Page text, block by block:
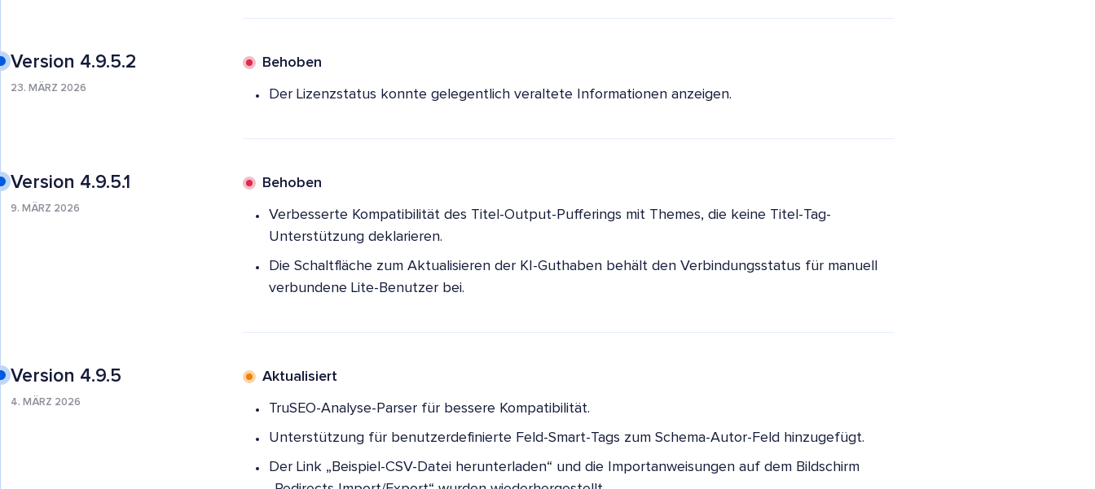
Version 4.9.5.2
23. MÄRZ 2026
Behoben
Der Lizenzstatus konnte gelegentlich veraltete Informationen anzeigen.
Version 4.9.5.1
9. MÄRZ 2026
Behoben
Verbesserte Kompatibilität des Titel-Output-Pufferings mit Themes, die keine Titel-Tag-
Unterstützung deklarieren.
Die Schaltfläche zum Aktualisieren der KI-Guthaben behält den Verbindungsstatus für manuell
verbundene Lite-Benutzer bei.
Version 4.9.5
4. MÄRZ 2026
Aktualisiert
TruSEO-Analyse-Parser für bessere Kompatibilität.
Unterstützung für benutzerdefinierte Feld-Smart-Tags zum Schema-Autor-Feld hinzugefügt.
Der Link „Beispiel-CSV-Datei herunterladen“ und die Importanweisungen auf dem Bildschirm